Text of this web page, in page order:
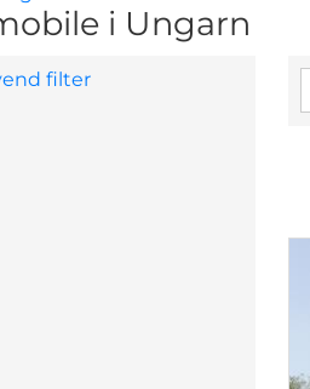
i Ungarn
filter